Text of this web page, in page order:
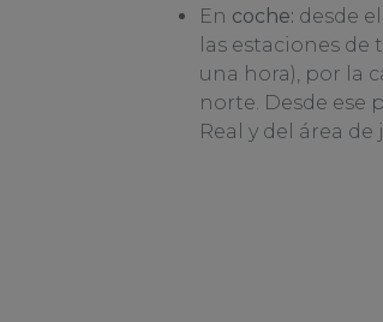
En coche: desde
las estaciones
una hora), por la
norte. Desde ese
Real y del área